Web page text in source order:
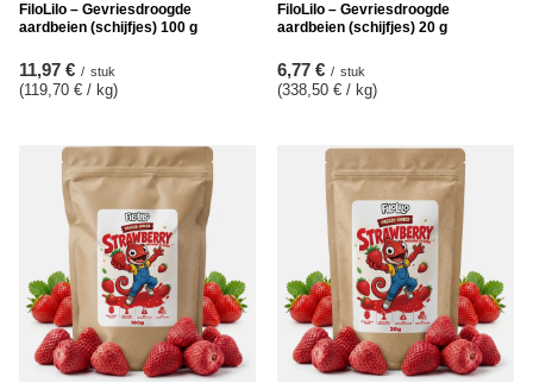
FiloLilo – Gevriesdroogde
aardbeien (schijfjes) 100 g
11,97 € / stuk
(119,70 € / kg)
FiloLilo – Gevriesdroogde
aardbeien (schijfjes) 20 g
6,77 € / stuk
(338,50 € / kg)